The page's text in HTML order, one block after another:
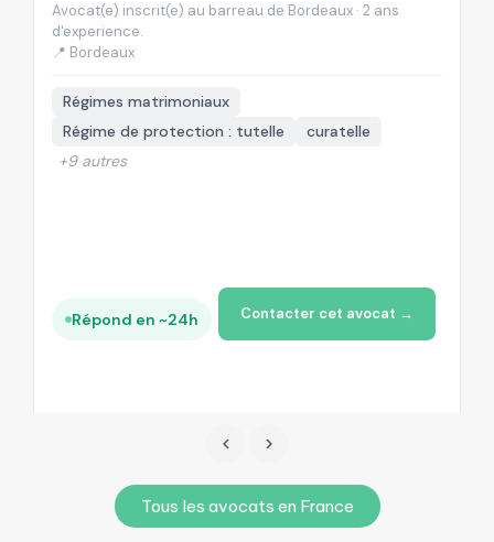
Avocat(e) inscrit(e) au barreau de Bordeaux · 2 ans
d'experience.
📍 Bordeaux
Régimes matrimoniaux
Régime de protection : tutelle
curatelle
+9 autres
Répond en ~24h Contacter cet avocat →
Tous les avocats en France